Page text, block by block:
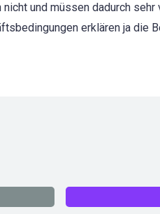
und müssen dadurch
erklären ja die